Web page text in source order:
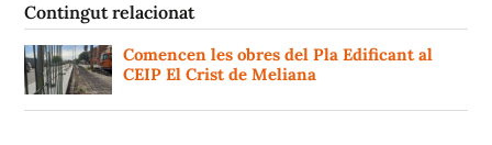
Contingut relacionat
Comencen les obres del Pla Edificant al
CEIP El Crist de Meliana